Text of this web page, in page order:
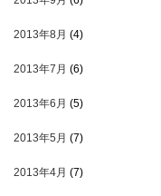
2013年8月 (4)
2013年7月 (6)
2013年6月 (5)
2013年5月 (7)
2013年4月 (7)